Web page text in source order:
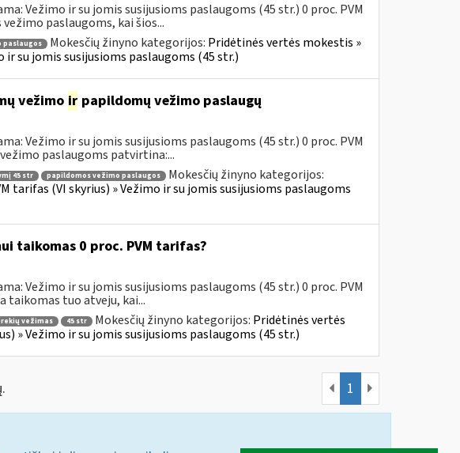
Vežimo ir su jomis susijusioms paslaugoms (45 str.) 0 proc. PVM
paslaugoms, kai šios...
paslaugos Mokesčių žinyno kategorijos: Pridėtinės vertės mokestis »
ir su jomis susijusioms paslaugoms (45 str.)
vežimo irpapildomų vežimo paslaugų
Vežimo ir su jomis susijusioms paslaugoms (45 str.) 0 proc. PVM
paslaugoms patvirtina:...
45 str papildomos vežimo paslaugos
Mokesčių žinyno kategorijos:
tarifas (VI skyrius) » Vežimo ir su jomis susijusioms paslaugoms
taikomas 0 proc. PVM tarifas?
Vežimo ir su jomis susijusioms paslaugoms (45 str.) 0 proc. PVM
taikomas tuo atveju, kai...
vežimas 45 str Mokesčių žinyno kategorijos: Pridėtinės vertės
» Vežimo ir su jomis susijusioms paslaugoms (45 str.)
1